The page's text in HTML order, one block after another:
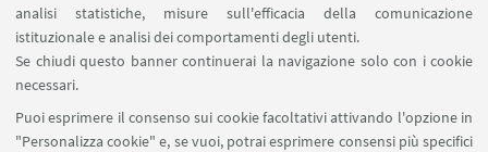
analisi statistiche, misure sull'efficacia della comunicazione
istituzionale e analisi dei comportamenti degli utenti.
Se chiudi questo banner continuerai la navigazione solo con i cookie
necessari.
Puoi esprimere il consenso sui cookie facoltativi attivando l'opzione in
"Personalizza cookie" e, se vuoi, potrai esprimere consensi più specifici
SEGUI IL DIPARTIMENTO SU:
SEGUI UNIBO SU: